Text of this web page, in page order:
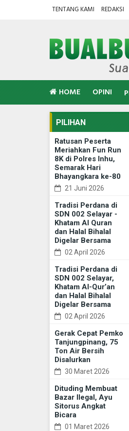
TENTANG KAMI REDAKSI
HOME OPINI
PILIHAN
Ratusan Peserta
Meriahkan Fun Run
8K di Polres Inhu,
Semarak Hari
Bhayangkara ke-80
21 Juni 2026
Tradisi Perdana di
SDN 002 Selayar -
Khatam Al Quran
dan Halal Bihalal
Digelar Bersama
02 April 2026
Tradisi Perdana di
SDN 002 Selayar,
Khatam Al-Qur’an
dan Halal Bihalal
Digelar Bersama
02 April 2026
Gerak Cepat Pemko
Tanjungpinang, 75
Ton Air Bersih
Disalurkan
30 Maret 2026
Dituding Membuat
Bazar Ilegal, Ayu
Sitorus Angkat
Bicara
01 Maret 2026